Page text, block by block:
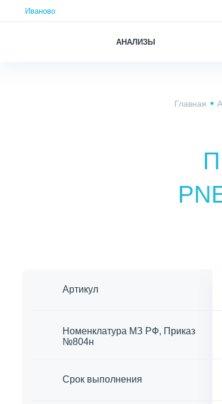
Иваново
АНАЛИЗЫ
Главная
Артикул
Номенклатура МЗ РФ, Приказ
№804н
Срок выполнения